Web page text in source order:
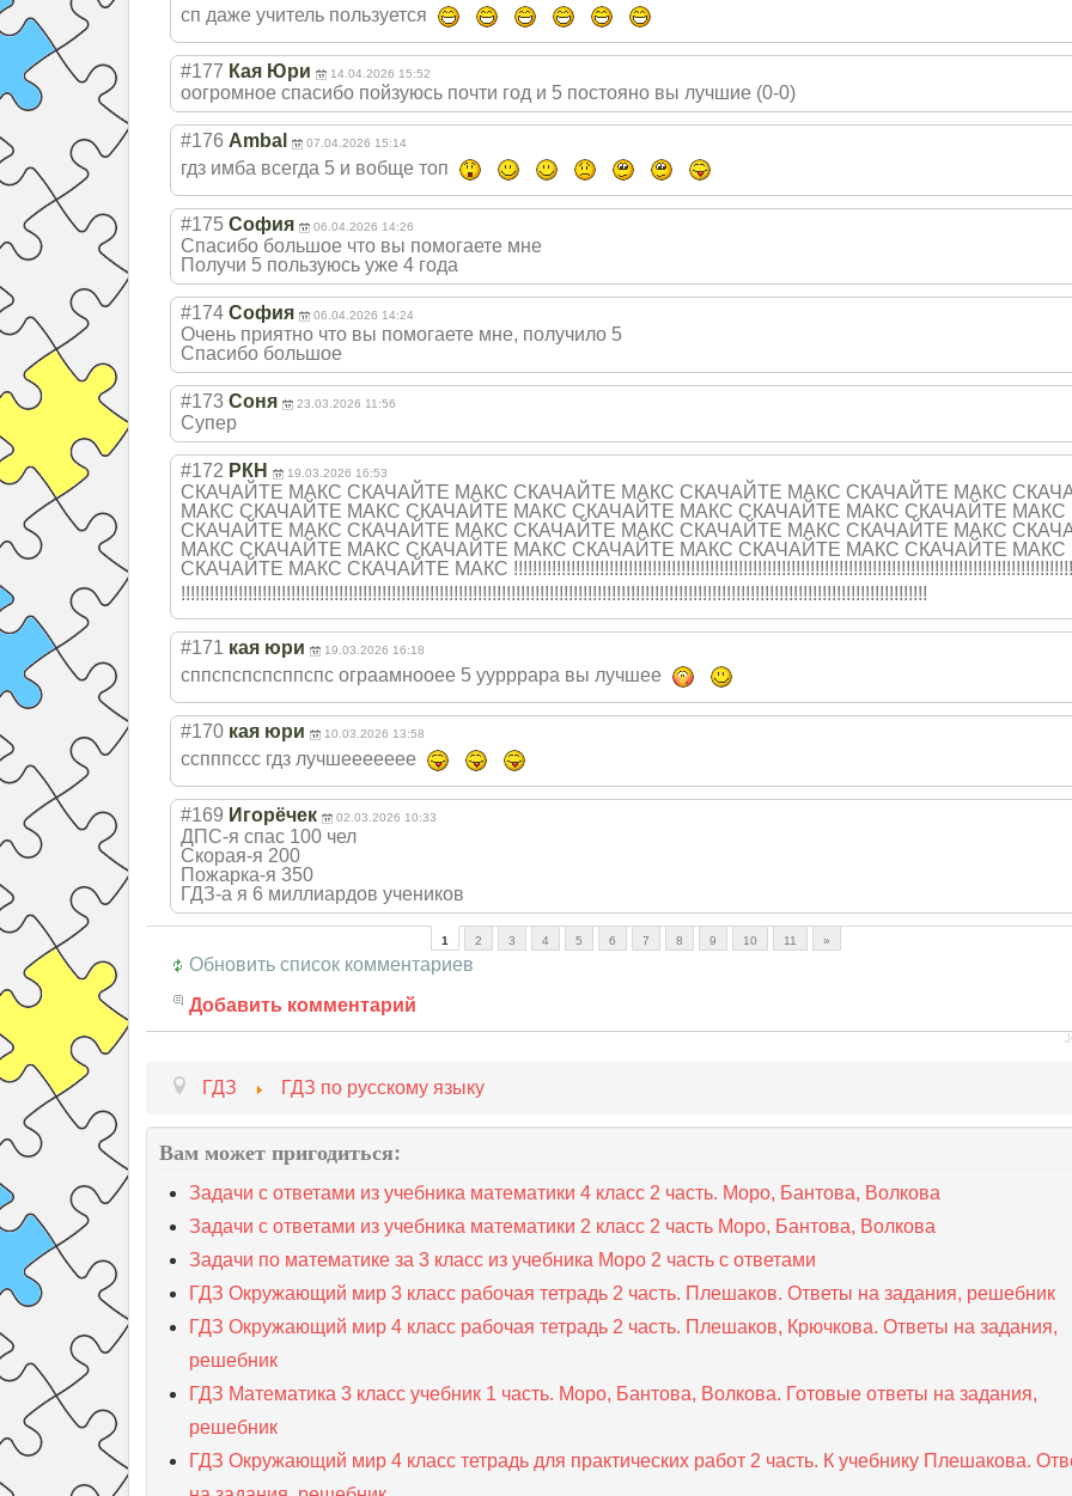
сп даже учитель пользуется
#177 Кая Юри 14.04.2026 15:52
оогромное спасибо пойзуюсь почти год и 5 постояно вы лучшие (0-0)
#176 Ambal 07.04.2026 15:14
гдз имба всегда 5 и вобще топ
#175 София 06.04.2026 14:26
Спасибо большое что вы помогаете мне
Получи 5 пользуюсь уже 4 года
#174 София 06.04.2026 14:24
Очень приятно что вы помогаете мне, получило 5
Спасибо большое
#173 Соня 23.03.2026 11:56
Супер
#172 РКН 19.03.2026 16:53
СКАЧАЙТЕ МАКС СКАЧАЙТЕ МАКС СКАЧАЙТЕ МАКС СКАЧАЙТЕ МАКС СКАЧАЙТЕ МАКС
МАКС СКАЧАЙТЕ МАКС СКАЧАЙТЕ МАКС СКАЧАЙТЕ МАКС СКАЧАЙТЕ МАКС СКАЧАЙТЕ МАКС
СКАЧАЙТЕ МАКС СКАЧАЙТЕ МАКС СКАЧАЙТЕ МАКС СКАЧАЙТЕ МАКС СКАЧАЙТЕ МАКС
МАКС СКАЧАЙТЕ МАКС СКАЧАЙТЕ МАКС СКАЧАЙТЕ МАКС СКАЧАЙТЕ МАКС СКАЧАЙТЕ МАКС
СКАЧАЙТЕ МАКС СКАЧАЙТЕ МАКС !!!!!!!!!!!!!!!!!!!!!!!!!!!!!!!!!!!!!!!!!!!!!!!!!!!!!!!!!!!!!!!!!!!!!!!!!!!!!!!!!!!!!!!!!!!!!!!!!!!!!!!!!
!!!!!!!!!!!!!!!!!!!!!!!!!!!!!!!!!!!!!!!!!!!!!!!!!!!!!!!!!!!!!!!!!!!!!!!!!!!!!!!!!!!!!!!!!!!!!!!!!!!!!!!!!!!!!!!!!!!!!!!!!!!!!!!!!!!!!!!!!!!!!!!!!!!!!!!!!!!!
#171 кая юри 19.03.2026 16:18
сппспспспсппспс ограамнооее 5 уурррара вы лучшее
#170 кая юри 10.03.2026 13:58
сспппссс гдз лучшеееееее
#169 Игорёчек 02.03.2026 10:33
ДПС-я спас 100 чел
Скорая-я 200
Пожарка-я 350
ГДЗ-а я 6 миллиардов учеников
1 2 3 4 5 6 7 8 9 10 11 »
Обновить список комментариев
Добавить комментарий
ГДЗ ГДЗ по русскому языку
Вам может пригодиться:
Задачи с ответами из учебника математики 4 класс 2 часть. Моро, Бантова, Волкова
Задачи с ответами из учебника математики 2 класс 2 часть Моро, Бантова, Волкова
Задачи по математике за 3 класс из учебника Моро 2 часть с ответами
ГДЗ Окружающий мир 3 класс рабочая тетрадь 2 часть. Плешаков. Ответы на задания, решебник
ГДЗ Окружающий мир 4 класс рабочая тетрадь 2 часть. Плешаков, Крючкова. Ответы на задания,
решебник
ГДЗ Математика 3 класс учебник 1 часть. Моро, Бантова, Волкова. Готовые ответы на задания,
решебник
ГДЗ Окружающий мир 4 класс тетрадь для практических работ 2 часть. К учебнику Плешакова.